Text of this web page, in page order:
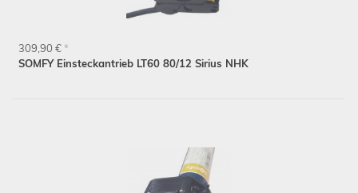
SOMFY Einsteckantrieb LT60 80/12 Sirius NHK
309,90 € *